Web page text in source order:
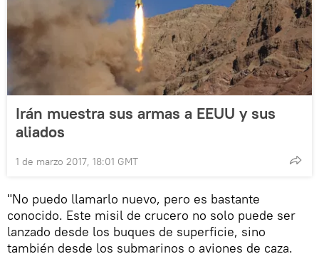
Irán muestra sus armas a EEUU y sus
aliados
1 de marzo 2017, 18:01 GMT
"No puedo llamarlo nuevo, pero es bastante
conocido. Este misil de crucero no solo puede ser
lanzado desde los buques de superficie, sino
también desde los submarinos o aviones de caza.